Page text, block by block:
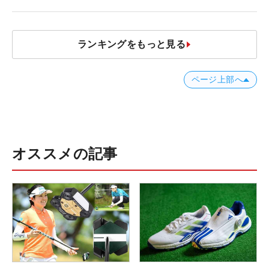
ランキングをもっと見る
ページ上部へ
オススメの記事